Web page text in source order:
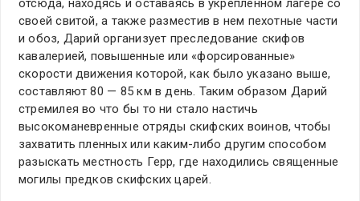
отсюда, находясь и оставаясь в укрепленном лагере со
своей свитой, а также разместив в нем пехотные части
и обоз, Дарий организует преследование скифов
кавалерией, повышенные или «форсированные»
скорости движения которой, как было указано выше,
составляют 80 — 85 км в день. Таким образом Дарий
стремилея во что бы то ни стало настичь
высокоманевренные отряды скифских воинов, чтобы
захватить пленных или каким-либо другим способом
разыскать местность Герр, где находились священные
могилы предков скифских царей.